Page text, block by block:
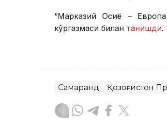
“Марказий Осиё –
кўргазмаси билан танишди.
Самарқанд Қозоғистон